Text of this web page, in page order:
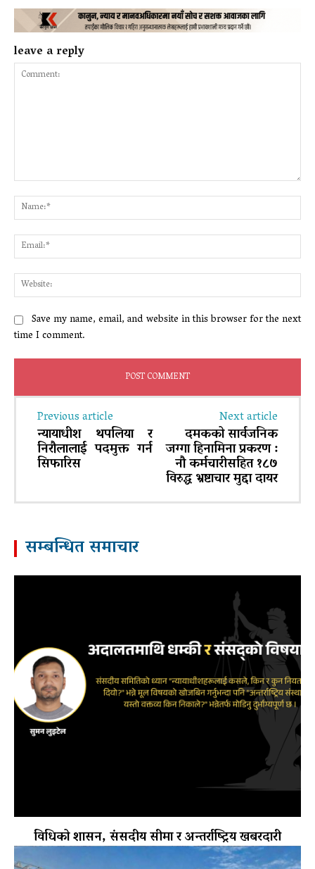
leave a reply
Save my name, email, and website in this browser for the next
time I comment.
Previous article
न्यायाधीश थपलिया र
निरौलालाई पदमुक्त गर्न
सिफारिस
Next article
दमकको सार्वजनिक
जग्गा हिनामिना प्रकरण :
नौ कर्मचारीसहित १८७
विरुद्ध भ्रष्टाचार मुद्दा दायर
सम्बन्धित समाचार
विधिको शासन, संसदीय सीमा र अन्तर्राष्ट्रिय खबरदारी